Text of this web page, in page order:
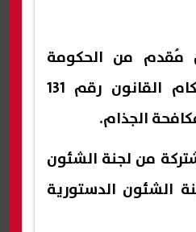
مُقدم من الحكومة
بإلغاء العمل بأحكام القانون رقم 131
من لجنة الشئون
الشئون الدستورية